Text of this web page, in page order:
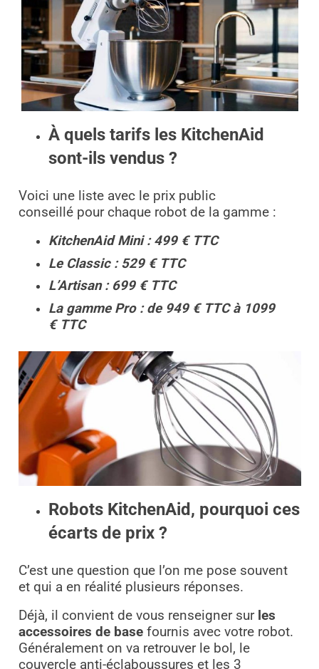
À quels tarifs les KitchenAid
sont-ils vendus ?
Voici une liste avec le prix public
conseillépour chaque robot de la gamme :
KitchenAid Mini : 499 € TTC
Le Classic : 529 € TTC
L’Artisan : 699 € TTC
La gamme Pro : de 949 € TTC à 1099
€ TTC
Robots KitchenAid, pourquoi ces
écarts de prix ?
C’est une question que l’on me pose souvent
et qui a en réalité plusieurs réponses.
Déjà, il convient de vous renseigner sur les
accessoires de basefournis avec votre robot.
Généralement on va retrouver le bol, le
couvercle anti-éclaboussures et les 3